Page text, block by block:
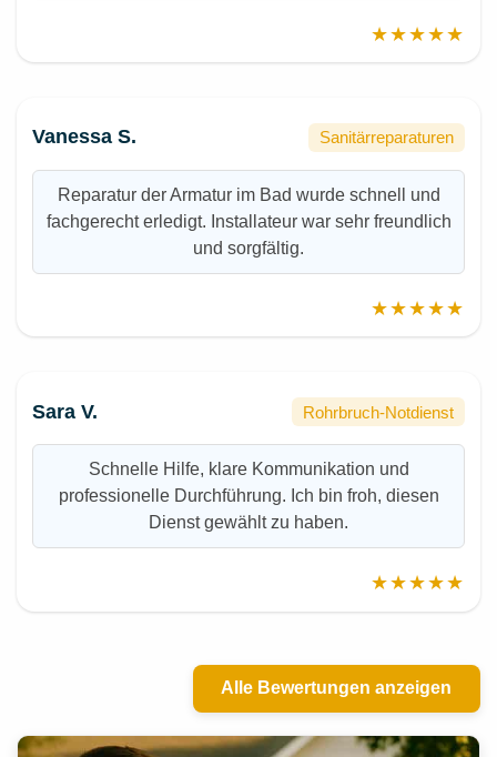
★★★★★
Vanessa S. Sanitärreparaturen
Reparatur der Armatur im Bad wurde schnell und
fachgerecht erledigt. Installateur war sehr freundlich
und sorgfältig.
★★★★★
Sara V. Rohrbruch-Notdienst
Schnelle Hilfe, klare Kommunikation und
professionelle Durchführung. Ich bin froh, diesen
Dienst gewählt zu haben.
★★★★★
Alle Bewertungen anzeigen